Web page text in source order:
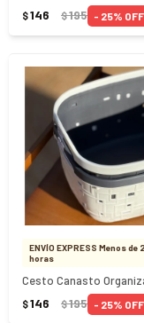
$146 $195 25
ENVÍO EXPRESS Menos de 2
horas
$146 $195 25